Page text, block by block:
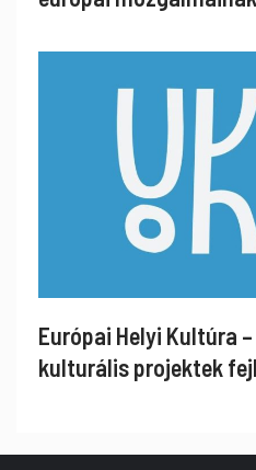
Európai Helyi Kultúra
kulturális projektek